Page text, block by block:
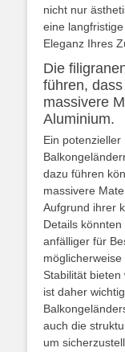
nicht nur
eine
Eleganz Ihres
Die
führen,
massivere
Aluminium.
Ein potenzieller
dazu führen
massivere
Aufgrund ihrer
Details
anfälliger für
Stabilität
ist daher
auch die
um